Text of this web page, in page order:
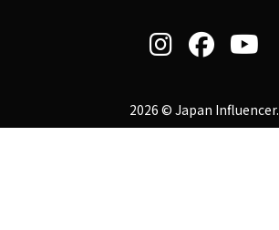
2026 © Japan Influencer.